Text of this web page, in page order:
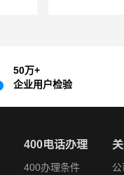
50万+
企业用户检验
400电话办理
400办理条件